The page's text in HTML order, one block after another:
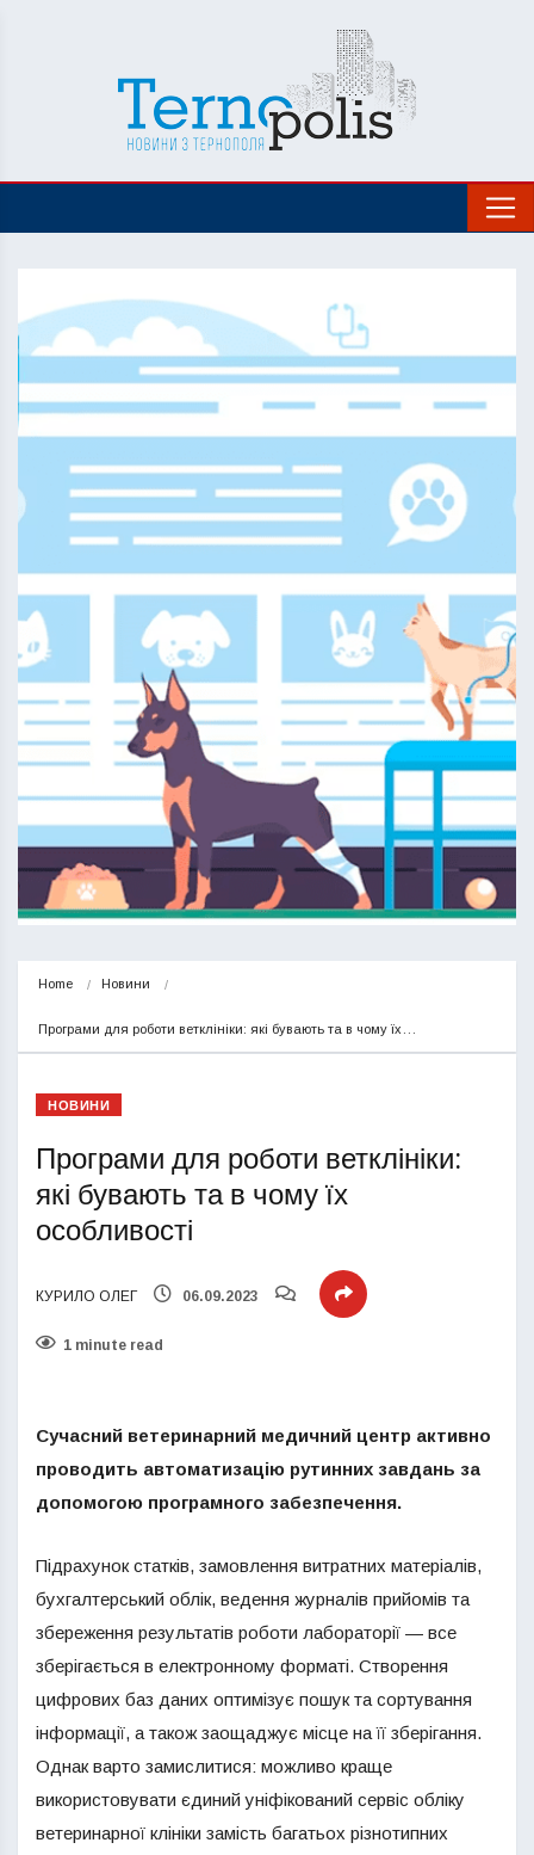
Home Новини
Програми для роботи ветклініки: які бувають та в чому їх…
НОВИНИ
Програми для роботи ветклініки:
які бувають та в чому їх
особливості
КУРИЛО ОЛЕГ 06.09.2023
1 minute read
Сучасний ветеринарний медичний центр активно
проводить автоматизацію рутинних завдань за
допомогою програмного забезпечення.
Підрахунок статків, замовлення витратних матеріалів,
бухгалтерський облік, ведення журналів прийомів та
збереження результатів роботи лабораторії — все
зберігається в електронному форматі. Створення
цифрових баз даних оптимізує пошук та сортування
інформації, а також заощаджує місце на її зберігання.
Однак варто замислитися: можливо краще
використовувати єдиний уніфікований сервіс обліку
ветеринарної клініки замість багатьох різнотипних